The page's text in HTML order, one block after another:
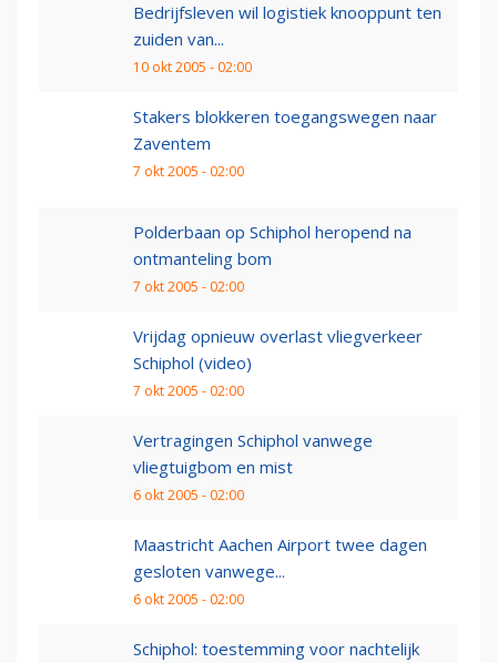
Bedrijfsleven wil logistiek knooppunt ten
zuiden van...
10 okt 2005 - 02:00
Stakers blokkeren toegangswegen naar
Zaventem
7 okt 2005 - 02:00
Polderbaan op Schiphol heropend na
ontmanteling bom
7 okt 2005 - 02:00
Vrijdag opnieuw overlast vliegverkeer
Schiphol (video)
7 okt 2005 - 02:00
Vertragingen Schiphol vanwege
vliegtuigbom en mist
6 okt 2005 - 02:00
Maastricht Aachen Airport twee dagen
gesloten vanwege...
6 okt 2005 - 02:00
Schiphol: toestemming voor nachtelijk